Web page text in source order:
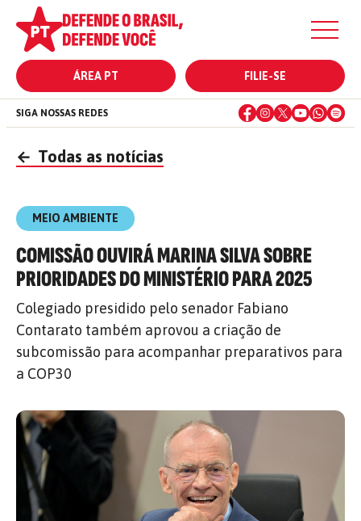
ÁREA PT FILIE-SE
SIGA NOSSAS REDES
← Todas as notícias
MEIO AMBIENTE
COMISSÃO OUVIRÁ MARINA SILVA SOBRE
PRIORIDADES DO MINISTÉRIO PARA 2025
Colegiado presidido pelo senador Fabiano
Contarato também aprovou a criação de
subcomissão para acompanhar preparativos para
a COP30